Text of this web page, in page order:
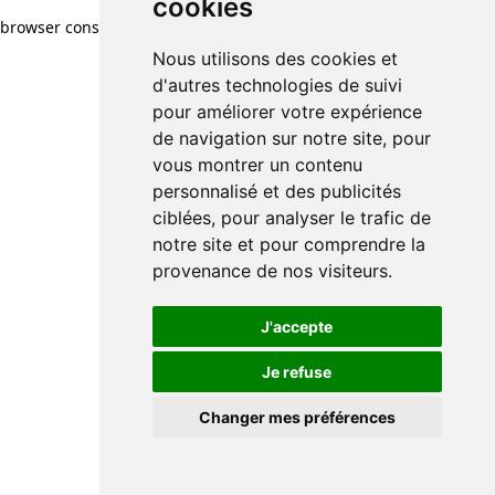
cookies
Nous utilisons des cookies et
d'autres technologies de suivi
pour améliorer votre expérience
de navigation sur notre site, pour
vous montrer un contenu
personnalisé et des publicités
ciblées, pour analyser le trafic de
notre site et pour comprendre la
provenance de nos visiteurs.
J'accepte
Je refuse
Changer mes préférences
browser console for more information)